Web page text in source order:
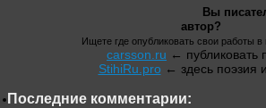
Вы
автор?
Ищете где опубликовать свои работы в
carsson.ru ← публиковать
StihiRu.pro ← здесь поэзия
Последние комментарии: